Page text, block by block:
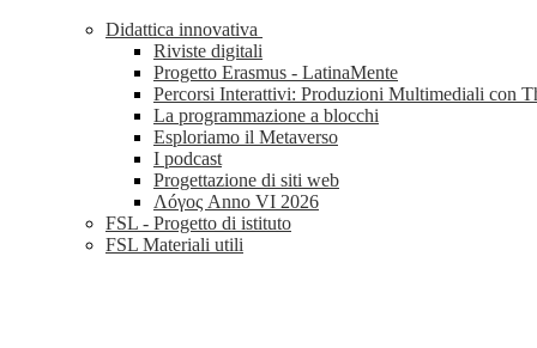
Didattica innovativa
Riviste digitali
Progetto Erasmus - LatinaMente
Percorsi Interattivi: Produzioni Multimediali con
La programmazione a blocchi
Esploriamo il Metaverso
I podcast
Progettazione di siti web
Λóγος Anno VI 2026
FSL - Progetto di istituto
FSL Materiali utili